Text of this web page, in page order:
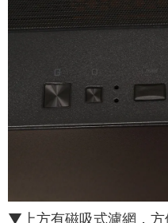
▼上方有磁吸式濾網，方